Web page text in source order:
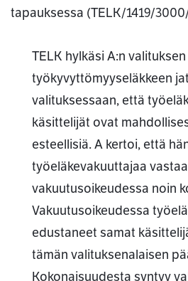
tapauksessa (TELK/1419/
TELK hylkäsi A:n valituksen
työkyvyttömyyseläkkeen
valituksessaan, että
käsittelijät ovat
esteellisiä. A kertoi, että
työeläkevakuuttajaa
vakuutusoikeudessa noin
Vakuutusoikeudessa
edustaneet samat
tämän valituksenalaisen
Kokonaisuudesta syntyy